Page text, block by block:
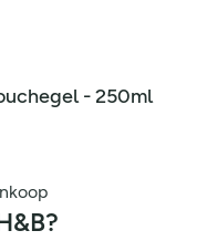
- 250ml